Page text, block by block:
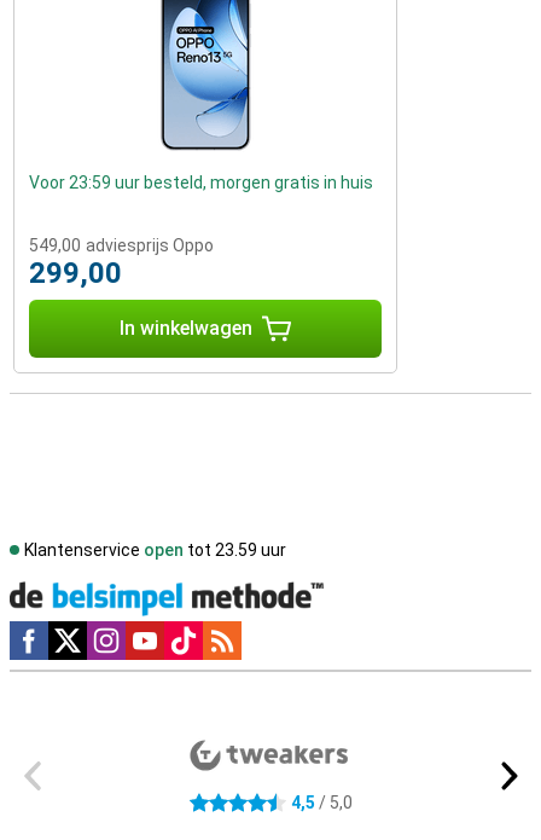
Voor 23:59 uur besteld, morgen gratis in huis
549,00 adviesprijs Oppo
299,00
In winkelwagen
Klantenservice open tot 23.59 uur
Social media
4.5 sterren 4,5 / 5,0